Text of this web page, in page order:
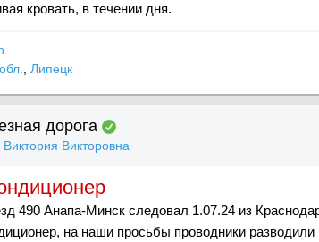
кровать, в течении дня.
, Липецк
дорога
Викторовна
490 Анапа-Минск следовал 1.07.24 из
на наши просьбы проводники